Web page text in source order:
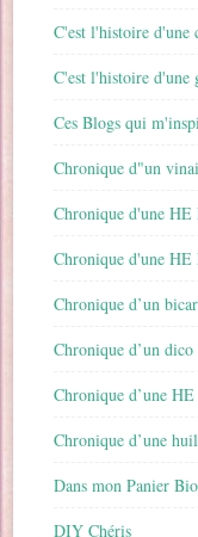
C'est l'histoire d'une
C'est l'histoire
Ces Blogs qui
Chronique d"un
Chronique d'une HE
Chronique d'une HE
Chronique d’un
Chronique d’un dico
Chronique d’une
Chronique d’une
Dans mon Panier Bio
DIY Chéris